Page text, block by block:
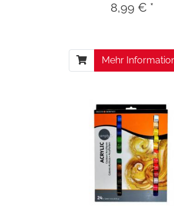
8,99 € *
Mehr